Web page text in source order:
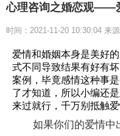
心理咨询之婚恋观——
时间：2021-11-20 10:30:04 来
爱情和婚姻本身是美好
式不同导致结果有好有
案例，毕竟感情这种事
了才知道，所以小编还
来过就行，千万别抵触爱
如果你们的爱情中